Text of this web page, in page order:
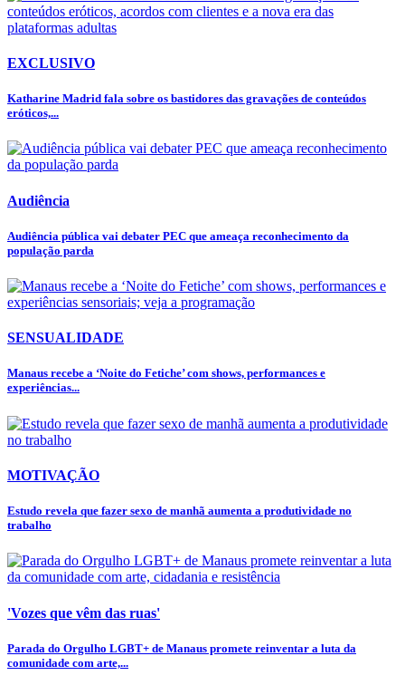
EXCLUSIVO
Katharine Madrid fala sobre os bastidores das gravações de conteúdos
eróticos,...
Audiência
Audiência pública vai debater PEC que ameaça reconhecimento da
população parda
SENSUALIDADE
Manaus recebe a ‘Noite do Fetiche’ com shows, performances e
experiências...
MOTIVAÇÃO
Estudo revela que fazer sexo de manhã aumenta a produtividade no
trabalho
'Vozes que vêm das ruas'
Parada do Orgulho LGBT+ de Manaus promete reinventar a luta da
comunidade com arte,...